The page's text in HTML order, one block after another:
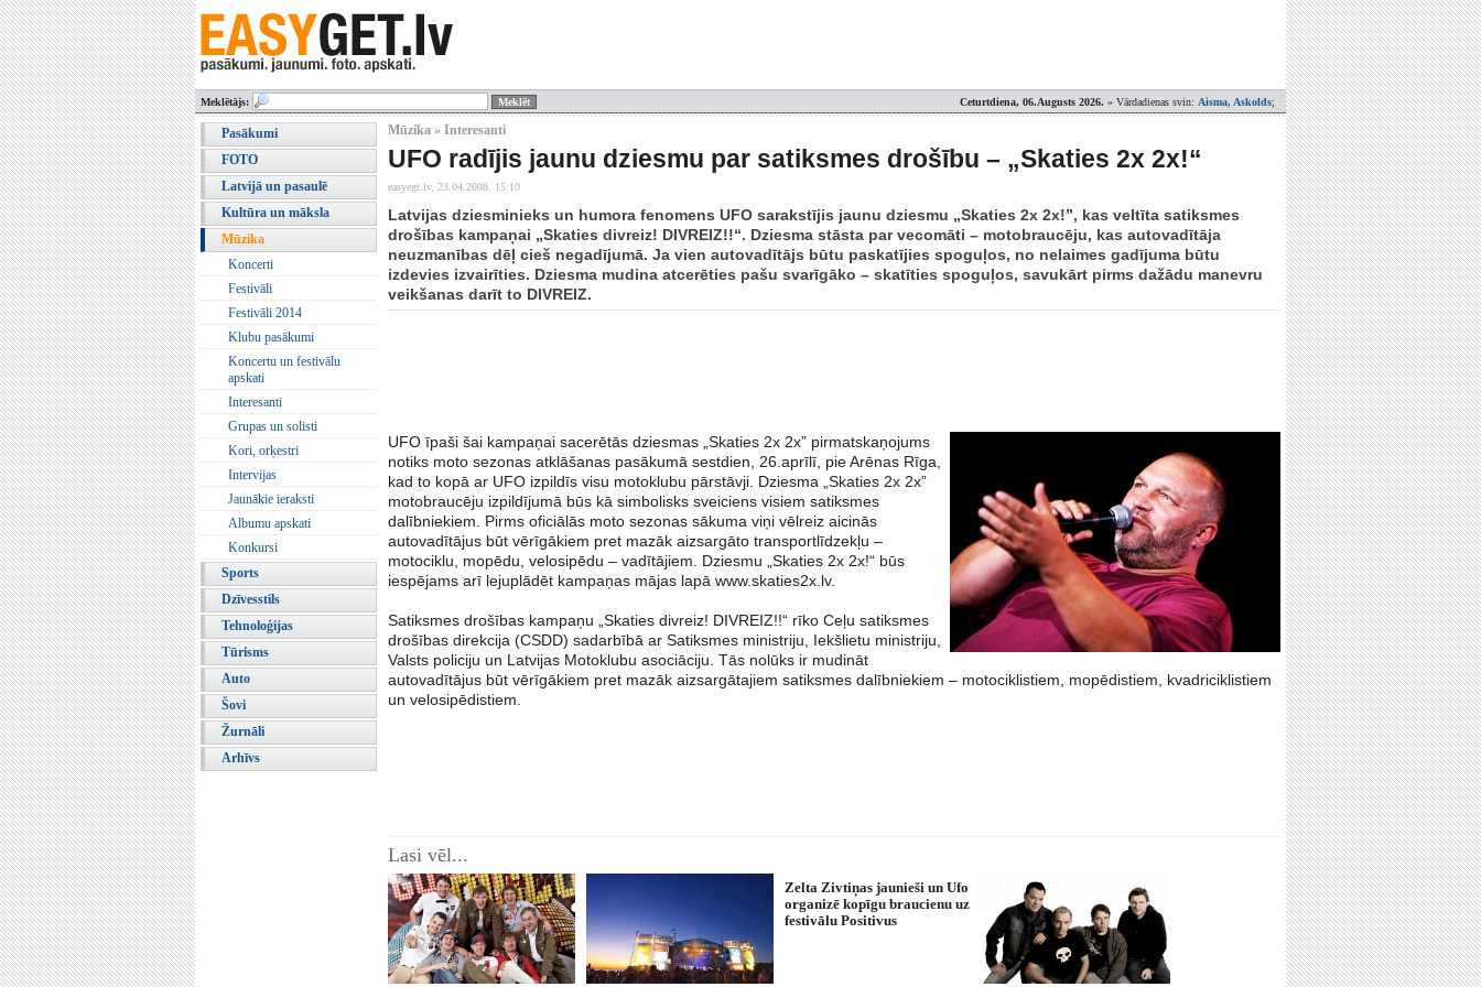
Ceturtdiena, 06.Augusts 2026. » Vārdadienas svin: Aisma, Askolds;
Meklētājs:
Pasākumi
FOTO
Latvijā un pasaulē
Kultūra un māksla
Mūzika
Koncerti
Festivāli
Festivāli 2014
Klubu pasākumi
Koncertu un festivālu
apskati
Interesanti
Grupas un solisti
Kori, orķestri
Intervijas
Jaunākie ieraksti
Albumu apskati
Konkursi
Sports
Dzīvesstils
Tehnoloģijas
Tūrisms
Auto
Šovi
Žurnāli
Arhīvs
Mūzika » Interesanti
UFO radījis jaunu dziesmu par satiksmes drošību – „Skaties 2x 2x!“
easyegt.lv, 23.04.2008. 15:10
Latvijas dziesminieks un humora fenomens UFO sarakstījis jaunu dziesmu „Skaties 2x 2x!”, kas veltīta satiksmes
drošības kampaņai „Skaties divreiz! DIVREIZ!!“. Dziesma stāsta par vecomāti – motobraucēju, kas autovadītāja
neuzmanības dēļ cieš negadījumā. Ja vien autovadītājs būtu paskatījies spoguļos, no nelaimes gadījuma būtu
izdevies izvairīties. Dziesma mudina atcerēties pašu svarīgāko – skatīties spoguļos, savukārt pirms dažādu manevru
veikšanas darīt to DIVREIZ.
UFO īpaši šai kampaņai sacerētās dziesmas „Skaties 2x 2x” pirmatskaņojums
notiks moto sezonas atklāšanas pasākumā sestdien, 26.aprīlī, pie Arēnas Rīga,
kad to kopā ar UFO izpildīs visu motoklubu pārstāvji. Dziesma „Skaties 2x 2x”
motobraucēju izpildījumā būs kā simbolisks sveiciens visiem satiksmes
dalībniekiem. Pirms oficiālās moto sezonas sākuma viņi vēlreiz aicinās
autovadītājus būt vērīgākiem pret mazāk aizsargāto transportlīdzekļu –
motociklu, mopēdu, velosipēdu – vadītājiem. Dziesmu „Skaties 2x 2x!“ būs
iespējams arī lejuplādēt kampaņas mājas lapā www.skaties2x.lv.
Satiksmes drošības kampaņu „Skaties divreiz! DIVREIZ!!“ rīko Ceļu satiksmes
drošības direkcija (CSDD) sadarbībā ar Satiksmes ministriju, Iekšlietu ministriju,
Valsts policiju un Latvijas Motoklubu asociāciju. Tās nolūks ir mudināt
autovadītājus būt vērīgākiem pret mazāk aizsargātajiem satiksmes dalībniekiem – motociklistiem, mopēdistiem, kvadriciklistiem
un velosipēdistiem.
Lasi vēl...
Zelta Zivtiņas jaunieši un Ufo
organizē kopīgu braucienu uz
festivālu Positivus